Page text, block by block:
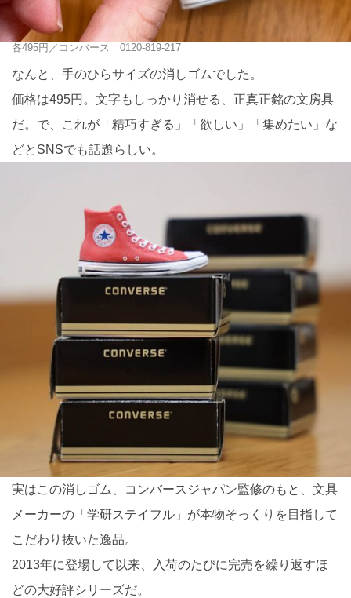
各495円／コンバース 0120-819-217
なんと、手のひらサイズの消しゴムでした。
価格は495円。文字もしっかり消せる、正真正銘の文房具
だ。で、これが「精巧すぎる」「欲しい」「集めたい」な
どとSNSでも話題らしい。
実はこの消しゴム、コンバースジャパン監修のもと、文具
メーカーの「学研ステイフル」が本物そっくりを目指して
こだわり抜いた逸品。
2013年に登場して以来、入荷のたびに完売を繰り返すほ
どの大好評シリーズだ。